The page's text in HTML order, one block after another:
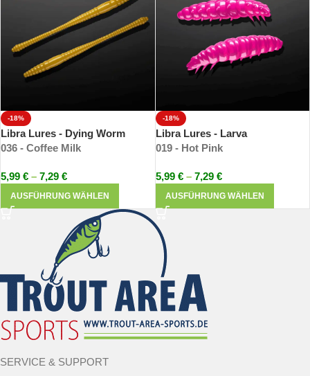
-18%
Libra Lures - Dying Worm
036 - Coffee Milk
5,99 € – 7,29 €
AUSFÜHRUNG WÄHLEN
-18%
Libra Lures - Larva
019 - Hot Pink
5,99 €– 7,29 €
AUSFÜHRUNG WÄHLEN
SERVICE & SUPPORT